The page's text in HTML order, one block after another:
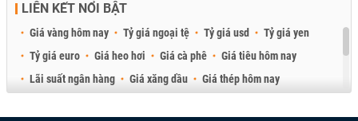
LIÊN KẾT NỔI BẬT
Giá vàng hôm nay Tỷ giá ngoại tệ Tỷ giá usd
Tỷ giá yen
Tỷ giá euro
Giá heo hơi Giá cà phê
Giá tiêu hôm nay
Lãi suất ngân hàng
Giá xăng dầu
Giá thép hôm nay